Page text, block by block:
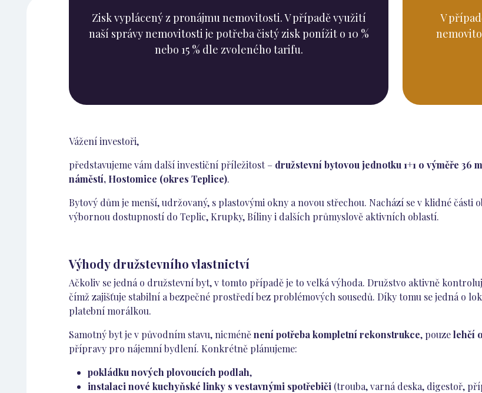
Zisk vyplácený z pronájmu nemovitosti. V případě využití
naší správy nemovitosti je potřeba čistý zisk ponížit o 10 %
nebo 15 % dle zvoleného tarifu.
V
Vážení investoři,
představujeme vám další investiční příležitost – družstevní bytovou jednotku 1+1 o výměře 36
náměstí, Hostomice (okres Teplice).
Bytový dům je menší, udržovaný, s plastovými okny a novou střechou. Nachází se v klidné části
výbornou dostupností do Teplic, Krupky, Bíliny i dalších průmyslově aktivních oblastí.
Výhody družstevního vlastnictví
Ačkoliv se jedná o družstevní byt, v tomto případě je to velká výhoda. Družstvo aktivně
čímž zajišťuje stabilní a bezpečné prostředí bez problémových sousedů. Díky tomu se jedná o
platební morálkou.
Samotný byt je v původním stavu, nicméněnení potřeba kompletní rekonstrukce, pouzelehčí
přípravy pro nájemní bydlení. Konkrétně plánujeme:
pokládku nových plovoucích podlah,
instalaci nové kuchyňské linky s vestavnými spotřebiči (trouba, varná deska, digestoř,